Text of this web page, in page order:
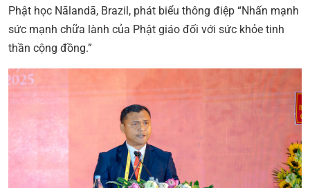
Phật học Nālandā, Brazil, phát biểu thông điệp “Nhấn mạnh
sức mạnh chữa lành của Phật giáo đối với sức khỏe tinh
thần cộng đồng.”